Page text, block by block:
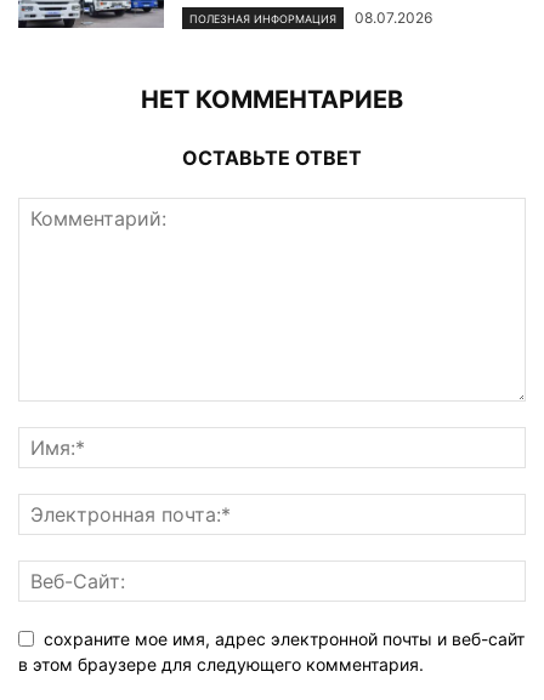
ПОЛЕЗНАЯ ИНФОРМАЦИЯ 08.07.2026
НЕТ КОММЕНТАРИЕВ
ОСТАВЬТЕ ОТВЕТ
сохраните мое имя, адрес электронной почты и веб-сайт
в этом браузере для следующего комментария.